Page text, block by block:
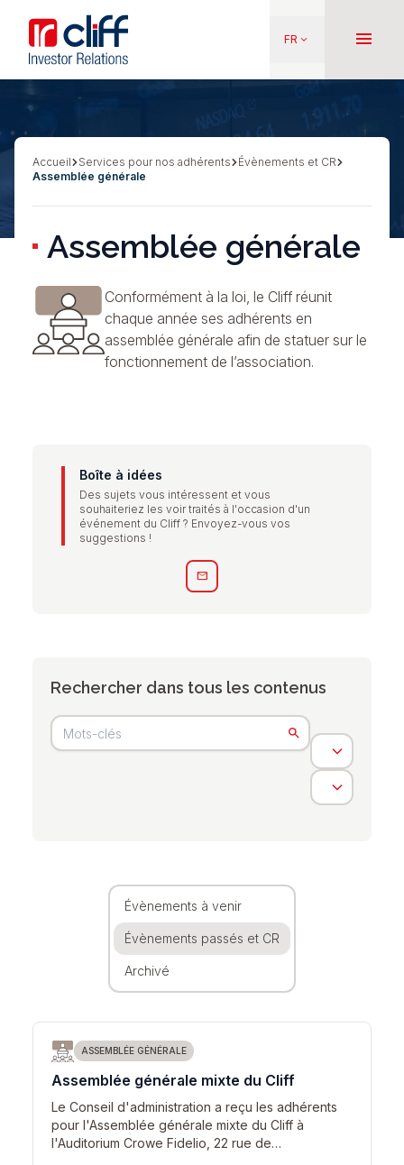
contenu
principal
Aller directement au contenu
FR keyboard_arrow_down menu
Fil
Accueil Services pour nos adhérents
Évènements et CR
Assemblée générale
Assemblée générale
Conformément à la loi, le Cliff réunit
chaque année ses adhérents en
assemblée générale afin de statuer sur le
fonctionnement de l’association.
Boîte à idées
Des sujets vous intéressent et vous
souhaiteriez les voir traités à l'occasion d'un
événement du Cliff ? Envoyez-vous vos
suggestions !
mail
Rechercher dans tous les contenus
Évènements à venir
Évènements passés et CR
Archivé
ASSEMBLÉE GÉNÉRALE
Assemblée générale mixte du Cliff
Le Conseil d'administration a reçu les adhérents
pour l'Assemblée générale mixte du Cliff à
l'Auditorium Crowe Fidelio, 22 rue de…